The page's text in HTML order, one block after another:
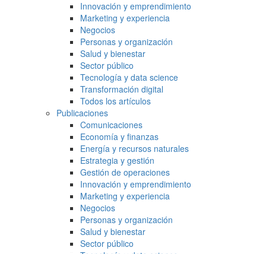
Innovación y emprendimiento
Marketing y experiencia
Negocios
Personas y organización
Salud y bienestar
Sector público
Tecnología y data science
Transformación digital
Todos los artículos
Publicaciones
Comunicaciones
Economía y finanzas
Energía y recursos naturales
Estrategia y gestión
Gestión de operaciones
Innovación y emprendimiento
Marketing y experiencia
Negocios
Personas y organización
Salud y bienestar
Sector público